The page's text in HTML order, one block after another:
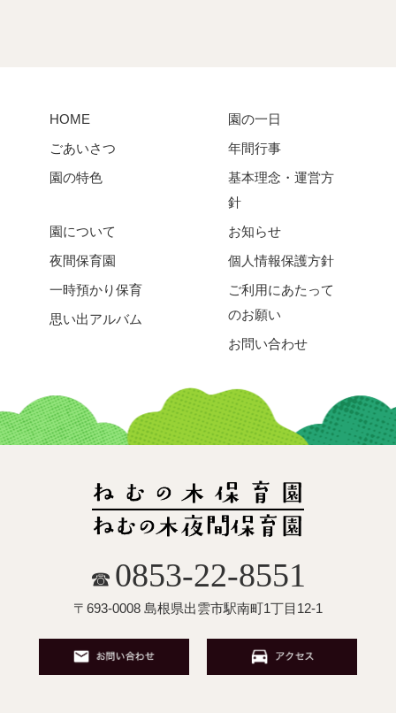
HOME
ごあいさつ
園の特色
園の一日
年間行事
基本理念・運営方
針
園について
夜間保育園
一時預かり保育
思い出アルバム
お知らせ
個人情報保護方針
ご利用にあたって
のお願い
お問い合わせ
☎ 0853-22-8551
〒693-0008 島根県出雲市駅南町1丁目12-1